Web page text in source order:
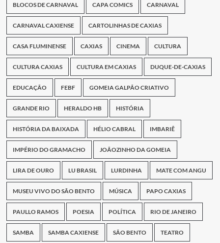
BLOCOS DE CARNAVAL CAPA COMICS CARNAVAL
CARNAVAL CAXIENSE CARTOLINHAS DE CAXIAS
CASA FLUMINENSE CAXIAS CINEMA CULTURA
CULTURA CAXIAS CULTURA EM CAXIAS DUQUE-DE-CAXIAS
EDUCAÇÃO FEBF GOMEIA GALPÃO CRIATIVO
GRANDE RIO HERALDO HB HISTÓRIA
HISTÓRIA DA BAIXADA HÉLIO CABRAL IMBARIÊ
IMPÉRIO DO GRAMACHO JOÃOZINHO DA GOMEIA
LIRA DE OURO LU BRASIL LURDINHA MATE COM ANGU
MUSEU VIVO DO SÃO BENTO MÚSICA PAPO CAXIAS
PAULLO RAMOS POESIA POLÍTICA RIO DE JANEIRO
SAMBA SAMBA CAXIENSE SÃO BENTO TEATRO